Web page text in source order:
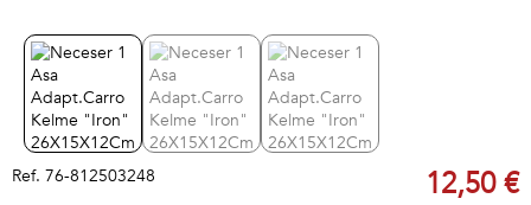
Ref. 76-812503248 12,50 €